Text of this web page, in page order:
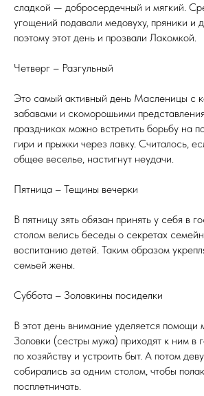
сладкой — добросердечный и мягкий.
угощений подавали медовуху, пряники и
поэтому этот день и прозвали Лакомкой.
Четверг – Разгульный
Это самый активный день Масленицы с
забавами и скоморошьими
праздниках можно встретить борьбу на
гири и прыжки через лавку. Считалось,
общее веселье, настигнут неудачи.
Пятница – Тещины вечерки
В пятницу зять обязан принять у себя в
столом велись беседы о секретах
воспитанию детей. Таким образом
семьей жены.
Суббота – Золовкины посиделки
В этот день внимание уделяется помощи
Золовки (сестры мужа) приходят к ним в
по хозяйству и устроить быт. А потом
собирались за одним столом, чтобы
посплетничать.